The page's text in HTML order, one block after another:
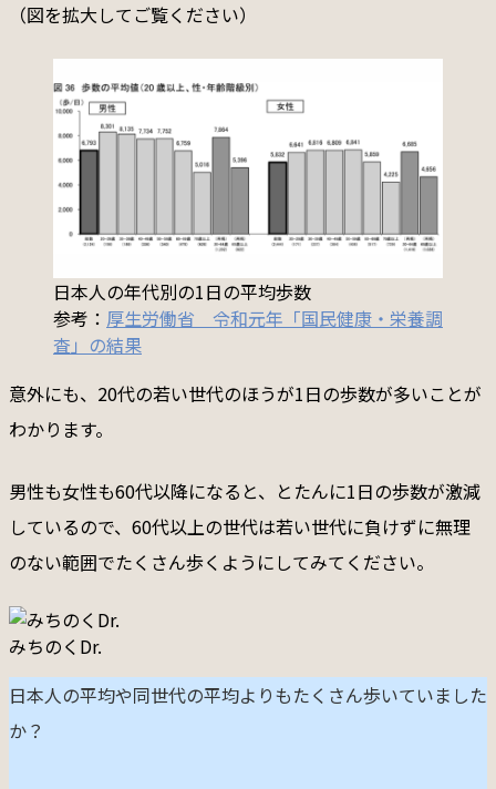
（図を拡大してご覧ください）
日本人の年代別の1日の平均歩数
参考： 厚生労働省 令和元年「国民健康・栄養調
査」の結果
意外にも、20代の若い世代のほうが1日の歩数が多いことが
わかります。
男性も女性も60代以降になると、とたんに1日の歩数が激減
しているので、60代以上の世代は若い世代に負けずに無理
のない範囲でたくさん歩くようにしてみてください。
みちのくDr.
日本人の平均や同世代の平均よりもたくさん歩いていました
か？